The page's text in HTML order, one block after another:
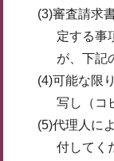
(3)審査請求
定する事
が、下記
(4)可能な限
写し（コ
(5)代理人に
付してく